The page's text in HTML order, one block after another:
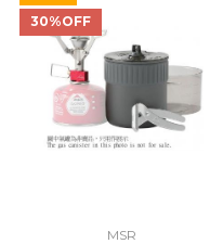
30%OFF
MSR